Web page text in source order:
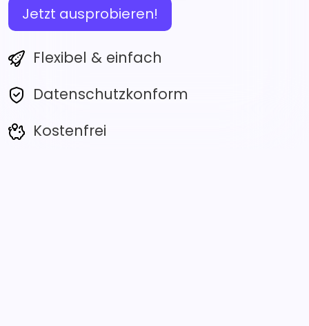
Jetzt ausprobieren!
Flexibel & einfach
Datenschutz­konform
Kostenfrei